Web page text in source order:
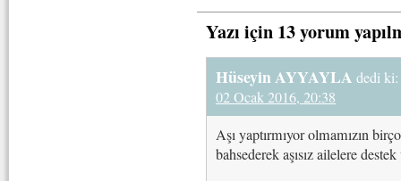
Yazı için 13 yorum
Hüseyin AYYAYLA dedi ki:
02 Ocak 2016, 20:38
Aşı yaptırmıyor olmamızın
bahsederek aşısız ailelere